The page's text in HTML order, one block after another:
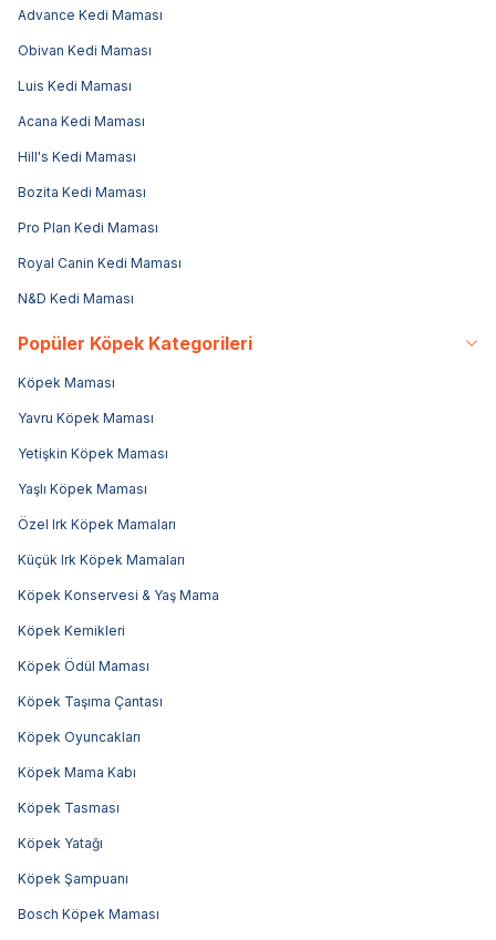
Advance Kedi Maması
Obivan Kedi Maması
Luis Kedi Maması
Acana Kedi Maması
Hill's Kedi Maması
Bozita Kedi Maması
Pro Plan Kedi Maması
Royal Canin Kedi Maması
N&D Kedi Maması
Popüler Köpek Kategorileri
Köpek Maması
Yavru Köpek Maması
Yetişkin Köpek Maması
Yaşlı Köpek Maması
Özel Irk Köpek Mamaları
Küçük Irk Köpek Mamaları
Köpek Konservesi & Yaş Mama
Köpek Kemikleri
Köpek Ödül Maması
Köpek Taşıma Çantası
Köpek Oyuncakları
Köpek Mama Kabı
Köpek Tasması
Köpek Yatağı
Köpek Şampuanı
Bosch Köpek Maması